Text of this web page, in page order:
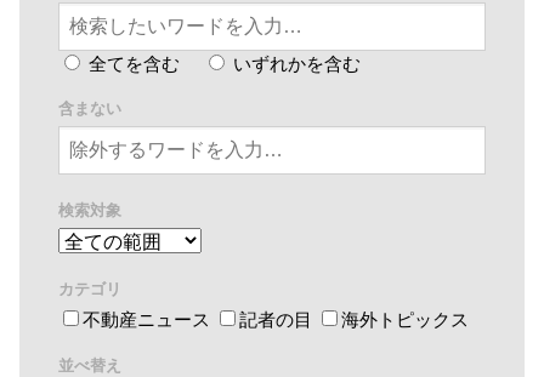
全てを含む いずれかを含む
含まない
検索対象
カテゴリ
不動産ニュース 記者の目 海外トピックス
並べ替え